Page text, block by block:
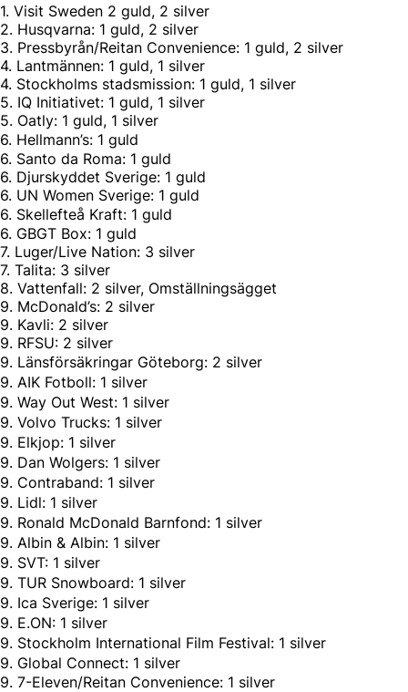
1. Visit Sweden 2 guld, 2 silver
2. Husqvarna: 1 guld, 2 silver
3. Pressbyrån/Reitan Convenience: 1 guld, 2 silver
4. Lantmännen: 1 guld, 1 silver
4. Stockholms stadsmission: 1 guld, 1 silver
5. IQ Initiativet: 1 guld, 1 silver
5. Oatly: 1 guld, 1 silver
6. Hellmann’s: 1 guld
6. Santo da Roma: 1 guld
6. Djurskyddet Sverige: 1 guld
6. UN Women Sverige: 1 guld
6. Skellefteå Kraft: 1 guld
6. GBGT Box: 1 guld
7. Luger/Live Nation: 3 silver
7. Talita: 3 silver
8. Vattenfall: 2 silver, Omställningsägget
9. McDonald’s: 2 silver
9. Kavli: 2 silver
9. RFSU: 2 silver
9. Länsförsäkringar Göteborg: 2 silver
9. AIK Fotboll: 1 silver
9. Way Out West: 1 silver
9. Volvo Trucks: 1 silver
9. Elkjop: 1 silver
9. Dan Wolgers: 1 silver
9. Contraband: 1 silver
9. Lidl: 1 silver
9. Ronald McDonald Barnfond: 1 silver
9. Albin & Albin: 1 silver
9. SVT: 1 silver
9. TUR Snowboard: 1 silver
9. Ica Sverige: 1 silver
9. E.ON: 1 silver
9. Stockholm International Film Festival: 1 silver
9. Global Connect: 1 silver
9. 7-Eleven/Reitan Convenience: 1 silver